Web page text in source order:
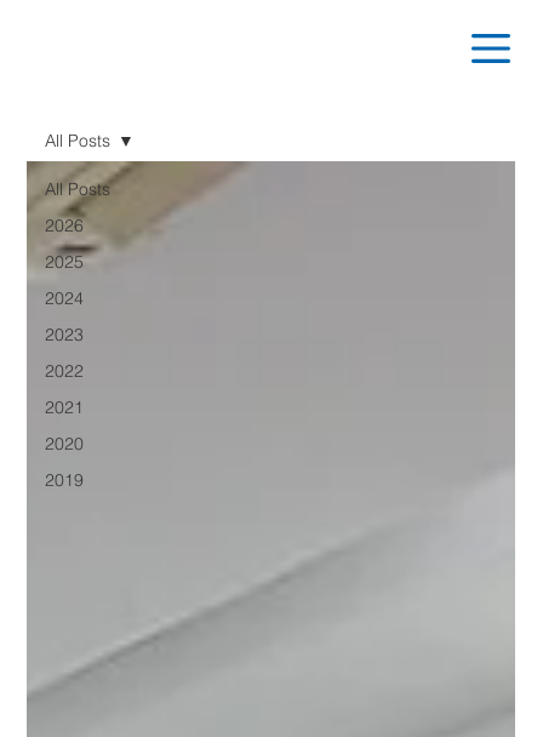
All Posts
2026
2025
2024
2023
2022
2021
2020
2019
All Posts